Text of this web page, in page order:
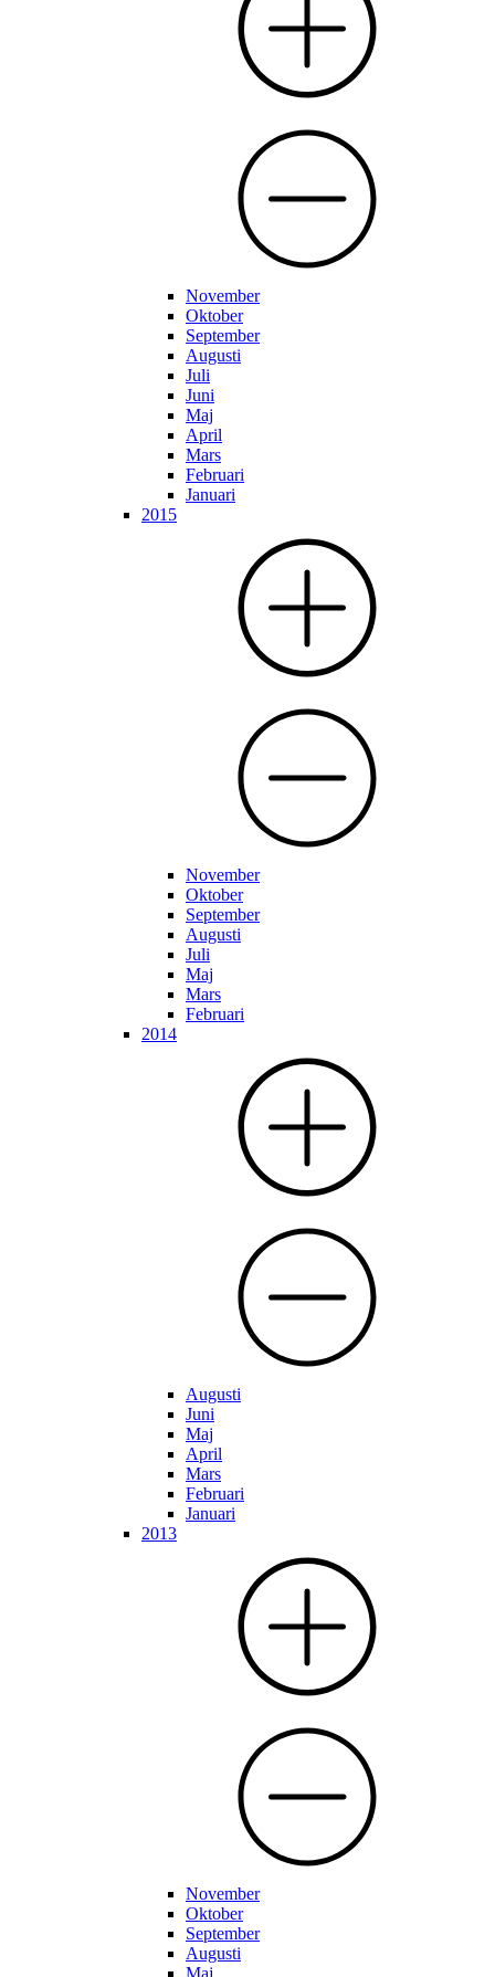
November
Oktober
September
Augusti
Juli
Juni
Maj
April
Mars
Februari
Januari
2015
November
Oktober
September
Augusti
Juli
Maj
Mars
Februari
2014
Augusti
Juni
Maj
April
Mars
Februari
Januari
2013
November
Oktober
September
Augusti
Maj